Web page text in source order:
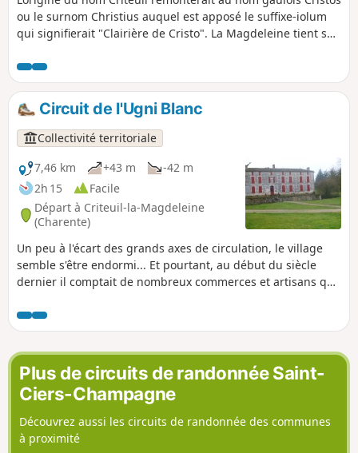
ou le surnom Christius auquel est apposé le suffixe-iolum
qui signifierait "Clairière de Cristo". La Magdeleine tient son
est ancienne puisqu’il a été retrouvé dans un cimetière
gallo-romain, des monnaies impériales et des vases
funéraires.
Circuit de l'Ugni Blanc
Collectivité territoriale
7,46 km
+43 m
-42 m
2h 15
Facile
Départ à Criteuil-la-Magdeleine
(Charente)
Un peu à l'écart des grands axes de circulation, le village
semble s'être endormi... Et pourtant, au début du siècle
dernier il comptait de nombreux commerces et artisans qui
Magdeleine est riche de grandes maisons, appelées logis et
d'une dizaine de moulins (plus en activité de nos jours)
implantés sur le "Né". Certains sont visibles depuis le
sentier de randonnée.
Plus de circuits de randonnée Saint-
Ciers-Champagne
Découvrez aussi les circuits de randonnée des communes
à proximité